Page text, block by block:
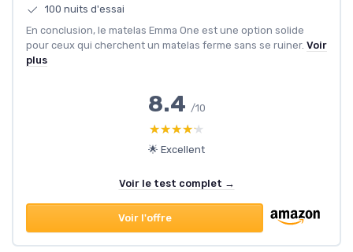
100 nuits d'essai
En conclusion, le matelas Emma One est une option solide
pour ceux qui cherchent un matelas ferme sans se ruiner. Voir
plus
8.4 /10
★★★★★
★★★★★
🌟 Excellent
Voir le test complet →
Voir l'offre